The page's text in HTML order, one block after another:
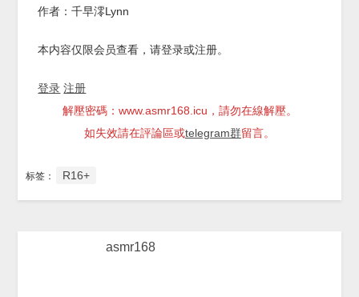
作者：千早澪Lynn
本内容仅限会员查看，请登录或注册。
登录 注册
解壓密碼：www.asmr168.icu，請勿在線解壓。
如失效請在評論區或telegram群留言。
标签： R16+
asmr168